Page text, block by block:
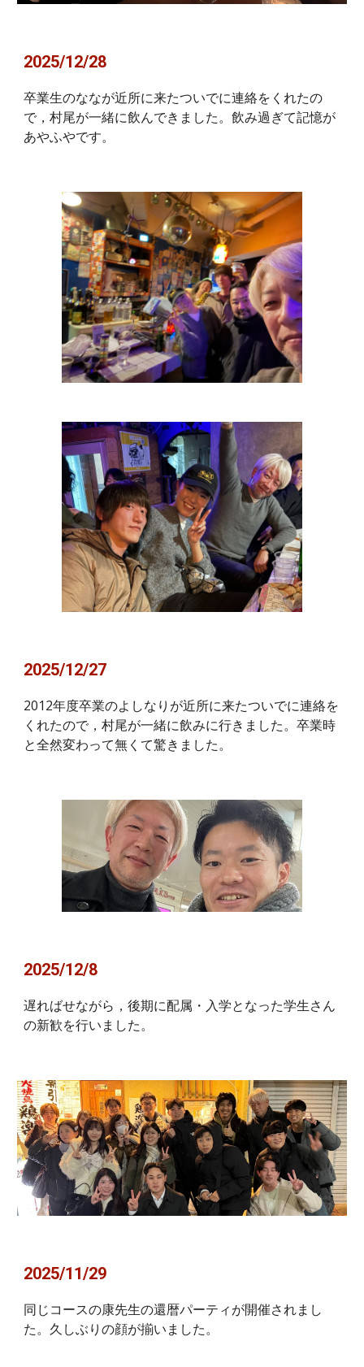
2025/12/28
卒業生のななが近所に来たついでに連絡をくれたの
で，村尾が一緒に飲んできました。飲み過ぎて記憶が
あやふやです。
2025/12/27
2012年度卒業のよしなりが近所に来たついでに連絡を
くれたので，村尾が一緒に飲みに行きました。卒業時
と全然変わって無くて驚きました。
2025/12/8
遅ればせながら，後期に配属・入学となった学生さん
の新歓を行いました。
2025/11/29
同じコースの康先生の還暦パーティが開催されまし
た。久しぶりの顔が揃いました。